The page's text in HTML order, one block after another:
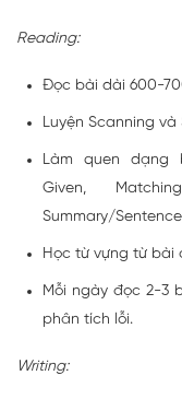
Reading:
Đọc bài dài 600-
Luyện Scanning và
Làm quen dạng
Given,
Summary/
Học từ vựng từ bài
Mỗi ngày đọc 2-3
phân tích lỗi.
Writing: